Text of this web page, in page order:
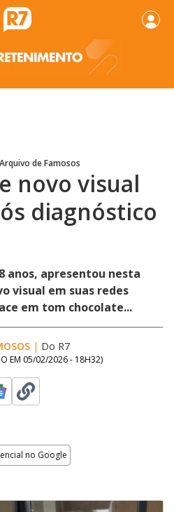
de Famosos
novo visual
diagnóstico
anos, apresentou nesta
visual em suas redes
em tom chocolate...
| Do R7
EM 05/02/2026 - 18H32)
no Google